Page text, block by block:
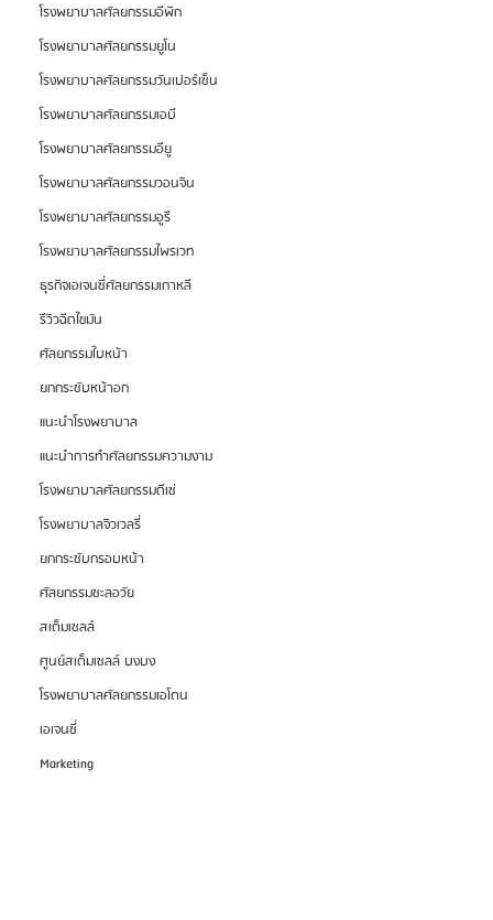
โรงพยาบาลศัลยกรรมอีพิก
โรงพยาบาลศัลยกรรมยูโน
โรงพยาบาลศัลยกรรมวันเปอร์เซ็น
โรงพยาบาลศัลยกรรมเอบี
โรงพยาบาลศัลยกรรมอียู
โรงพยาบาลศัลยกรรมวอนจิน
โรงพยาบาลศัลยกรรมอูรี
โรงพยาบาลศัลยกรรมไพรเวท
ธุรกิจเอเจนซี่ศัลยกรรมเกาหลี
รีวิวฉีดไขมัน
ศัลยกรรมใบหน้า
ยกกระชับหน้าอก
แนะนำโรงพยาบาล
แนะนำการทำศัลยกรรมความงาม
โรงพยาบาลศัลยกรรมดีเซ่
โรงพยาบาลจิวเวลรี่
ยกกระชับกรอบหน้า
ศัลยกรรมชะลอวัย
สเต็มเซลล์
ศูนย์สเต็มเซลล์ บงบง
โรงพยาบาลศัลยกรรมเอโตน
เอเจนซี่
Marketing